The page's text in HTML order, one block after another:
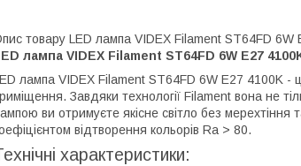
товару LED лампа VIDEX Filament ST64FD 6W
лампа VIDEX Filament ST64FD 6W E27
лампа VIDEX Filament ST64FD 6W E27 4100K -
Завдяки технології Filament вона не
ви отримуєте якісне світло без мерехтіння
відтворення кольорів Ra > 80.
характеристики: